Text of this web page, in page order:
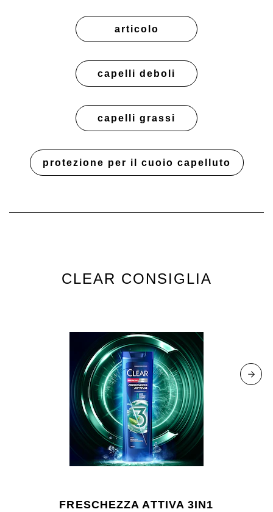
articolo
capelli deboli
capelli grassi
protezione per il cuoio capelluto
CLEAR CONSIGLIA
FRESCHEZZA ATTIVA 3IN1